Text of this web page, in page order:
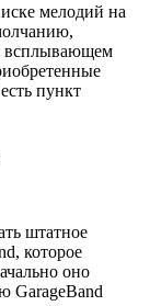
мелодий на
всплывающем
пункт
штатное
которое
оно
GarageBand